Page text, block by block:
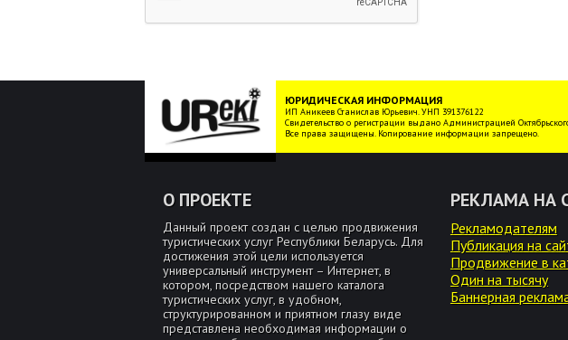
ЮРИДИЧЕСКАЯ ИНФОРМАЦИЯ
ИП Аникеев Станислав Юрьевич. УНП 391376122
Свидетельство о регистрации выдано Администрацией
Все права защищены. Копирование информации запрещено.
О ПРОЕКТЕ
Данный проект создан с целью продвижения
туристических услуг Республики Беларусь. Для
достижения этой цели используется
универсальный инструмент – Интернет, в
котором, посредством нашего каталога
туристических услуг, в удобном,
структурированном и приятном глазу виде
представлена необходимая информации о
РЕКЛАМА НА
Рекламодателям
Публикация на
Продвижение в
Один на тысячу
Баннерная